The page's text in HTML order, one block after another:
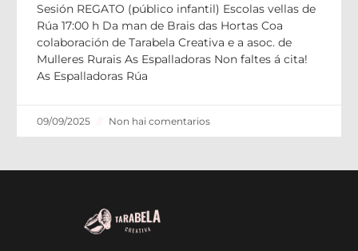
Sesión REGATO (público infantil) Escolas vellas de
Rúa 17:00 h Da man de Brais das Hortas Coa
colaboración de Tarabela Creativa e a asoc. de
Mulleres Rurais As Espalladoras Non faltes á cita!
As Espalladoras Rúa
09/09/2025 Non hai comentarios